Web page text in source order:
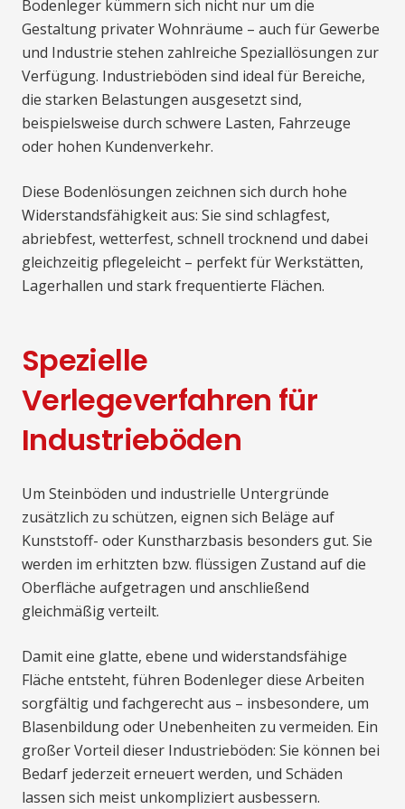
Bodenleger kümmern sich nicht nur um die
Gestaltung privater Wohnräume – auch für Gewerbe
und Industrie stehen zahlreiche Speziallösungen zur
Verfügung. Industrieböden sind ideal für Bereiche,
die starken Belastungen ausgesetzt sind,
beispielsweise durch schwere Lasten, Fahrzeuge
oder hohen Kundenverkehr.
Diese Bodenlösungen zeichnen sich durch hohe
Widerstandsfähigkeit aus: Sie sind schlagfest,
abriebfest, wetterfest, schnell trocknend und dabei
gleichzeitig pflegeleicht – perfekt für Werkstätten,
Lagerhallen und stark frequentierte Flächen.
Spezielle
Verlegeverfahren für
Industrieböden
Um Steinböden und industrielle Untergründe
zusätzlich zu schützen, eignen sich Beläge auf
Kunststoff- oder Kunstharzbasis besonders gut. Sie
werden im erhitzten bzw. flüssigen Zustand auf die
Oberfläche aufgetragen und anschließend
gleichmäßig verteilt.
Damit eine glatte, ebene und widerstandsfähige
Fläche entsteht, führen Bodenleger diese Arbeiten
sorgfältig und fachgerecht aus – insbesondere, um
Blasenbildung oder Unebenheiten zu vermeiden. Ein
großer Vorteil dieser Industrieböden: Sie können bei
Bedarf jederzeit erneuert werden, und Schäden
lassen sich meist unkompliziert ausbessern.